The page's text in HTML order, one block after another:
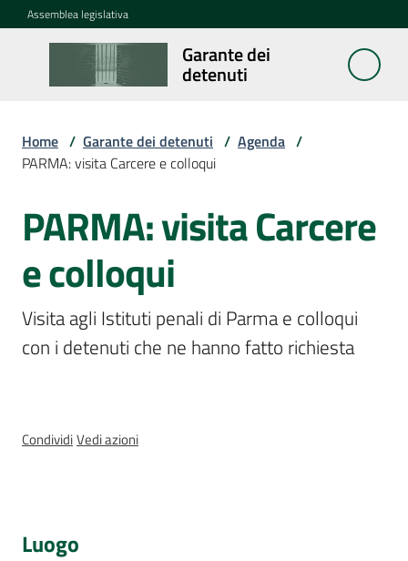
Vai al contenuto
Vai alla navigazione
Vai al footer
Assemblea legislativa
Garante dei
detenuti
Garante
dei
fa
Segnalazioni
legislativa
Attività
Home / Garante dei detenuti / Agenda /
PARMA: visita Carcere e colloqui
Salta al contenuto
PARMA: visita Carcere
e colloqui
Visita agli Istituti penali di Parma e colloqui
con i detenuti che ne hanno fatto richiesta
CondividiVedi azioni
Luogo